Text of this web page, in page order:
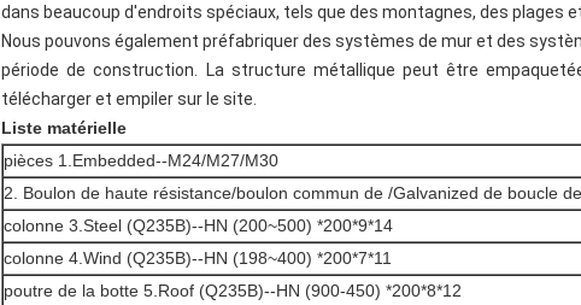
dans beaucoup d'endroits spéciaux, tels que des montagnes, des plages
Nous pouvons également préfabriquer des systèmes de mur et des
période de construction. La structure métallique peut être
télécharger et empiler sur le site.
Liste matérielle
pièces 1.Embedded--M24/M27/M30
2. Boulon de haute résistance/boulon commun de /Galvanized de boucle
colonne 3.Steel (Q235B)--HN (200~500) *200*9*14
colonne 4.Wind (Q235B)--HN (198~400) *200*7*11
poutre de la botte 5.Roof (Q235B)--HN (900-450) *200*8*12